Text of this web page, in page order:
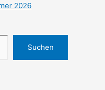
2026
Suchen